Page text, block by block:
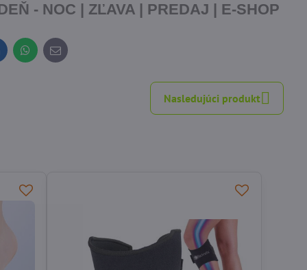
- NOC | ZĽAVA | PREDAJ | E-SHOP
WhatsApp
E-
mail
Nasledujúci produkt